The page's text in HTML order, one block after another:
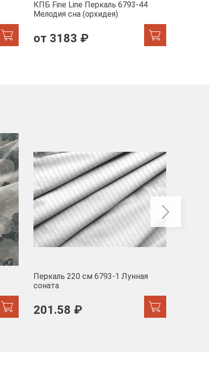
КПБ Fine Line Перкаль 6793-44
Мелодия сна (орхидея)
от 3183 ₽
Перкаль 220 см 6793-1 Лунная
соната
201.58 ₽